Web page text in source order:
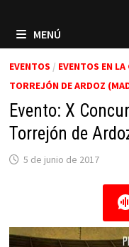
MENÚ
EVENTOS / EVENTOS EN
TORREJÓN DE ARDOZ
Evento: X
Torrejón de
5 de junio de 2017